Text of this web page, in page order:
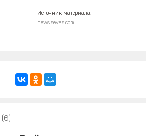
Источник материала:
news.sevas.com
(6)